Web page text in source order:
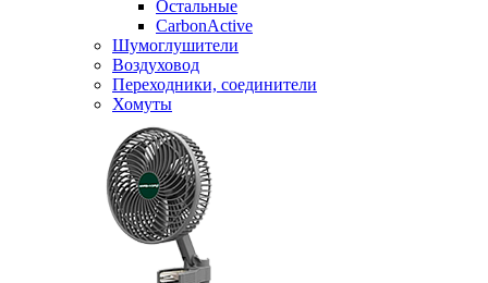
Остальные
CarbonActive
Шумоглушители
Воздуховод
Переходники, соединители
Хомуты